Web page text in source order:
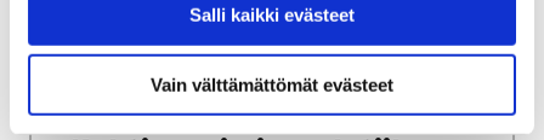
Salli kaikki evästeet
Vain välttämättömät evästeet
hyödyntämistä – Tietue-hankkeen
ensimmäinen toimintavuosi